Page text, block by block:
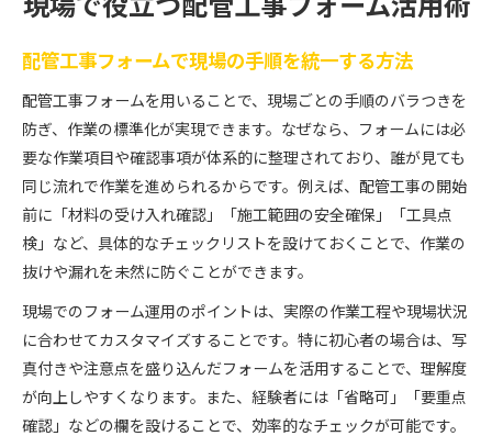
作業効率化を叶える配管工事手順の要点
配管工事手順書で作業ミスと手戻りを防ぐコツ
響
配管工事の段取りと手順書活用の実践例
東京都水道局の要領で配管工事を最適化する方法
配管工事の作業手順を文書化する方法
配管工事の作業手順書を作成する基本手順
施工計画書テンプレート活用のポイント解説
配管工事における手順書の書き方と注意点
東京都水道局仕様を踏まえた文書作成のコツ
配管工事作業手順書で安全性を高める方法
配管工事フォームで現場の手順を統一する方法
配管工事フォームを用いることで、現場ごとの手順のバラつきを
防ぎ、作業の標準化が実現できます。なぜなら、フォームには必
要な作業項目や確認事項が体系的に整理されており、誰が見ても
同じ流れで作業を進められるからです。例えば、配管工事の開始
前に「材料の受け入れ確認」「施工範囲の安全確保」「工具点
検」など、具体的なチェックリストを設けておくことで、作業の
抜けや漏れを未然に防ぐことができます。
現場でのフォーム運用のポイントは、実際の作業工程や現場状況
に合わせてカスタマイズすることです。特に初心者の場合は、写
真付きや注意点を盛り込んだフォームを活用することで、理解度
が向上しやすくなります。また、経験者には「省略可」「要重点
確認」などの欄を設けることで、効率的なチェックが可能です。